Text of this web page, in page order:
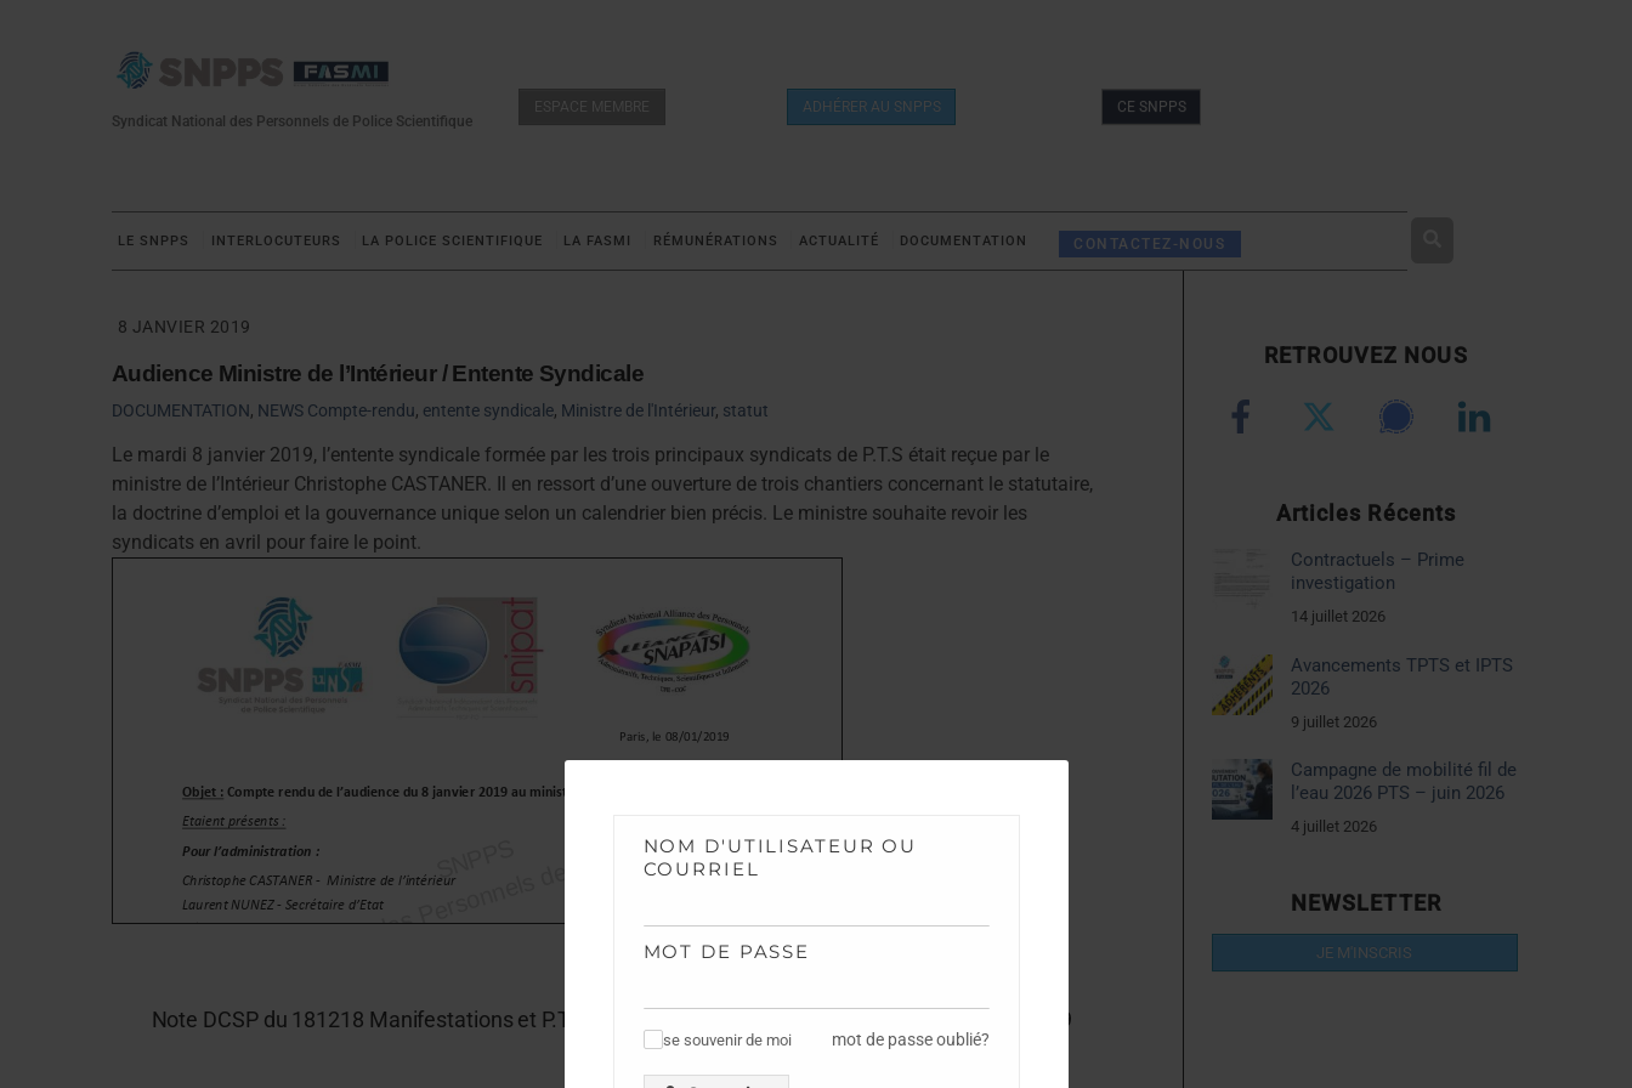
NOM D'UTILISATEUR OU
COURRIEL
MOT DE PASSE
se souvenir de moi mot de passe oublié?
Syndicat National des Personnels de Police Scientifique
LE SNPPS INTERLOCUTEURS LA POLICE SCIENTIFIQUE LA FASMI RÉMUNÉRATIONS ACTUALITÉ DOCUMENTATION CONTACTEZ-NOUS
ESPACE MEMBRE ADHÉRER AU SNPPS CE SNPPS
8 JANVIER 2019
Audience Ministre de l’Intérieur / Entente Syndicale
DOCUMENTATION, NEWS Compte-rendu, entente syndicale, Ministre de l'Intérieur, statut
Le mardi 8 janvier 2019, l’entente syndicale formée par les trois principaux syndicats de P.T.S était reçue par le
ministre de l’Intérieur Christophe CASTANER. Il en ressort d’une ouverture de trois chantiers concernant le statutaire,
la doctrine d’emploi et la gouvernance unique selon un calendrier bien précis. Le ministre souhaite revoir les
syndicats en avril pour faire le point.
Note DCSP du 181218 Manifestations et P.T.S Complément CR Audience Ministre du 08 01 19
RETROUVEZ NOUS
Articles Récents
Contractuels – Prime
investigation
14 juillet 2026
Avancements TPTS et IPTS
2026
9 juillet 2026
Campagne de mobilité fil de
l’eau 2026 PTS – juin 2026
4 juillet 2026
NEWSLETTER
JE M'INSCRIS